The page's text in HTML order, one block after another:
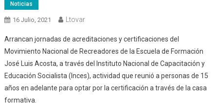
Noticias
16 Julio, 2021 Ltovar
Arrancan jornadas de acreditaciones y certificaciones del
Movimiento Nacional de Recreadores de la Escuela de Formación
José Luis Acosta, a través del Instituto Nacional de Capacitación y
Educación Socialista (Inces), actividad que reunió a personas de 15
años en adelante para optar por la certificación a través de la casa
formativa.